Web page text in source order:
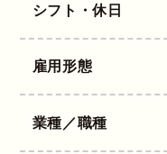
シフト・休日
雇用形態
業種／職種